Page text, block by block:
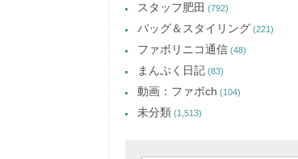
スタッフ肥田 (792)
バッグ＆スタイリング (221)
ファボリニコ通信 (48)
まんぷく日記 (83)
動画：ファボch (104)
未分類 (1,513)